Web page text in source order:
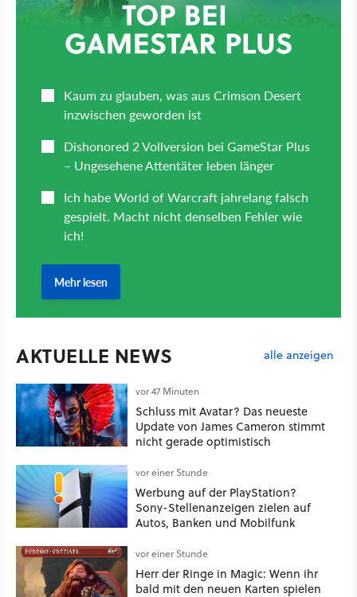
AKTUELLE NEWS alle anzeigen
vor 47 Minuten
Schluss mit Avatar? Das neueste
Update von James Cameron stimmt
nicht gerade optimistisch
vor einer Stunde
Werbung auf der PlayStation?
Sony-Stellenanzeigen zielen auf
Autos, Banken und Mobilfunk
vor einer Stunde
Herr der Ringe in Magic: Wenn ihr
bald mit den neuen Karten spielen